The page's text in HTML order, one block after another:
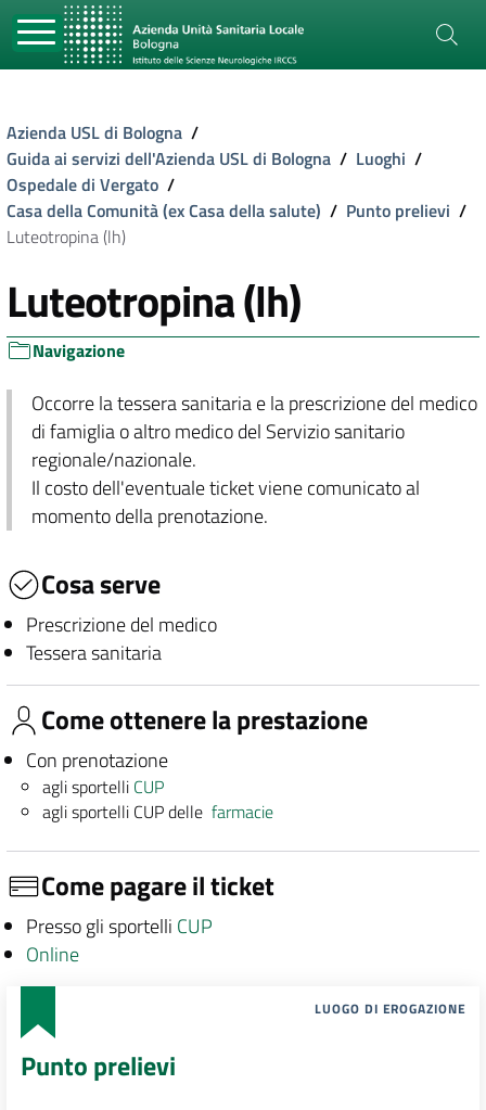
Azienda USL di Bologna /
Guida ai servizi dell'Azienda USL di Bologna / Luoghi /
Ospedale di Vergato /
Casa della Comunità (ex Casa della salute) / Punto prelievi /
Luteotropina (lh)
Luteotropina (lh)
Navigazione
Occorre la tessera sanitaria e la prescrizione del medico
di famiglia o altro medico del Servizio sanitario
regionale/nazionale.
Il costo dell'eventuale ticket viene comunicato al
momento della prenotazione.
Cosa serve
Prescrizione del medico
Tessera sanitaria
Come ottenere la prestazione
Con prenotazione
agli sportelli CUP
agli sportelli CUP dellefarmacie
Come pagare il ticket
Presso gli sportelli CUP
Online
LUOGO DI EROGAZIONE
Punto prelievi